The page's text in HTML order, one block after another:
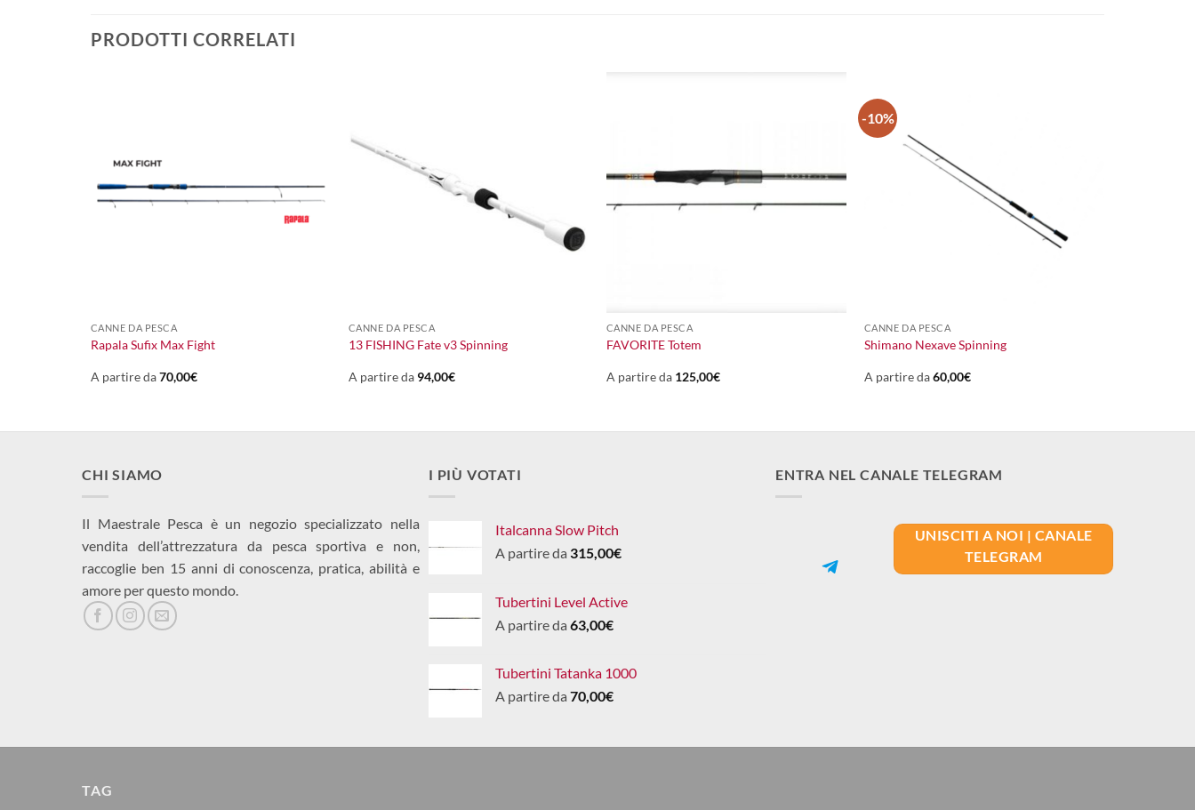
PRODOTTI CORRELATI
CANNE DA PESCA
Rapala Sufix Max Fight
A partire da70,00€
CANNE DA PESCA
13 FISHING Fate v3 Spinning
A partire da 94,00€
CANNE DA PESCA
FAVORITE Totem
A partire da 125,00€
-10%
CANNE DA PESCA
Shimano Nexave Spinning
A partire da60,00€
prezzo
CHI SIAMO
Il Maestrale Pesca è un negozio specializzato nella
vendita dell’attrezzatura da pesca sportiva e non,
raccoglie ben 15 anni di conoscenza, pratica, abilità e
amore per questo mondo.
I PIÙ VOTATI
Italcanna Slow Pitch
A partire da 315,00€
Tubertini Level Active
A partire da 63,00€
Tubertini Tatanka 1000
A partire da 70,00€
ENTRA NEL CANALE TELEGRAM
UNISCITI A NOI | CANALE
TELEGRAM
TAG